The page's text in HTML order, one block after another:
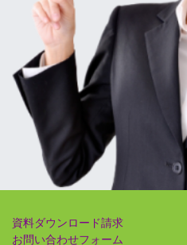
資料ダウンロード請求
お問い合わせフォーム